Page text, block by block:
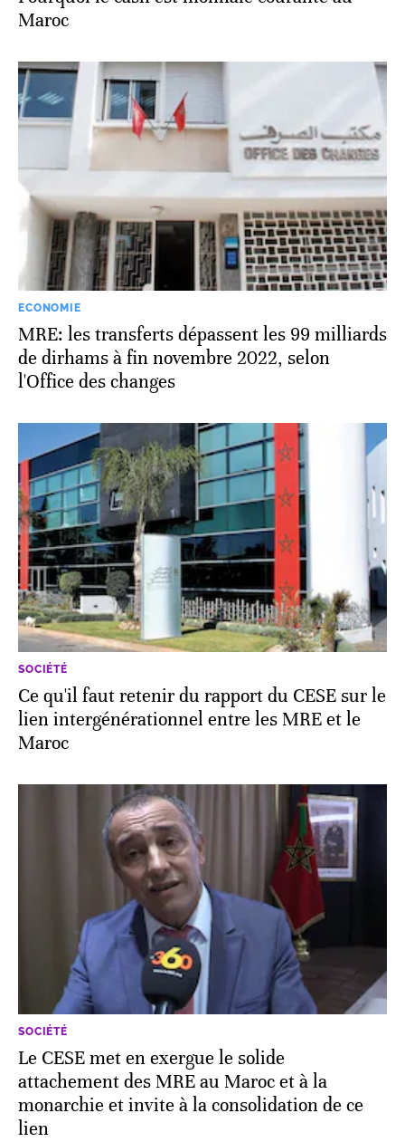
Maroc
ECONOMIE
MRE: les transferts dépassent les 99 milliards
de dirhams à fin novembre 2022, selon
l'Office des changes
SOCIÉTÉ
Ce qu'il faut retenir du rapport du CESE sur le
lien intergénérationnel entre les MRE et le
Maroc
SOCIÉTÉ
Le CESE met en exergue le solide
attachement des MRE au Maroc et à la
monarchie et invite à la consolidation de ce
lien